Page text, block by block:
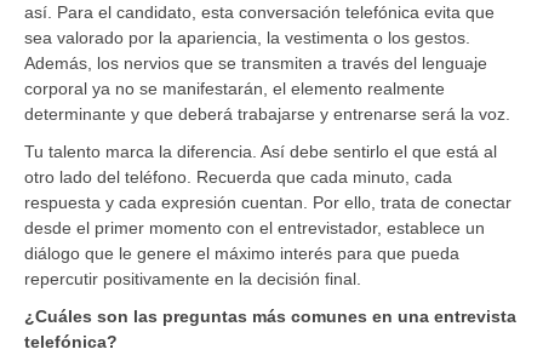
así. Para el candidato, esta conversación telefónica evita que
sea valorado por la apariencia, la vestimenta o los gestos.
Además, los nervios que se transmiten a través del lenguaje
corporal ya no se manifestarán, el elemento realmente
determinante y que deberá trabajarse y entrenarse será la voz.
Tu talento marca la diferencia. Así debe sentirlo el que está al
otro lado del teléfono. Recuerda que cada minuto, cada
respuesta y cada expresión cuentan. Por ello, trata de conectar
desde el primer momento con el entrevistador, establece un
diálogo que le genere el máximo interés para que pueda
repercutir positivamente en la decisión final.
¿Cuáles son las preguntas más comunes en una entrevista
telefónica?